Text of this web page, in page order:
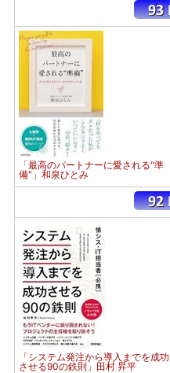
「最高のパートナーに愛される"準
備"」和泉ひとみ
「システム発注から導入までを成功
させる90の鉄則」田村 昇平